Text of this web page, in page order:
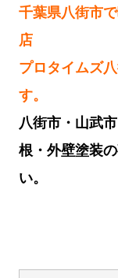
千葉県八街市
店
プロタイムズ
す。
八街市・山武
根・外壁塗装
い。